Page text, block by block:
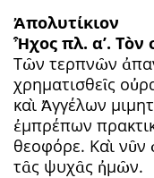
Ἀπολυτίκιον
Ἦχος πλ. α’. Τὸν
Τῶν τερπνῶν
χρηματισθεῖς
καὶ Ἀγγέλων
ἐμπρέπων
θεοφόρε. Καὶ
τᾶς ψυχᾶς ἠμῶν.